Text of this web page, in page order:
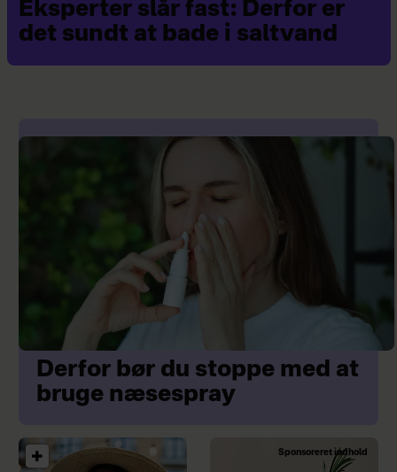
Eksperter slår fast: Derfor er
det sundt at bade i saltvand
Derfor bør du stoppe med at
bruge næsespray
Sponsoreret indhold